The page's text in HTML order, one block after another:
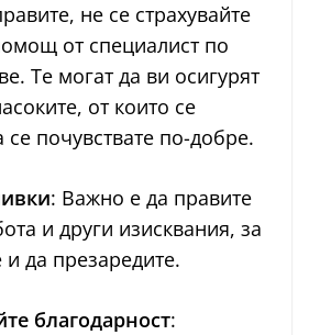
не се страхувайте
от специалист по
Те могат да ви осигурят
от които се
се почувствате по-добре.
: Важно е да правите
и други изисквания, за
да презаредите.
благодарност: